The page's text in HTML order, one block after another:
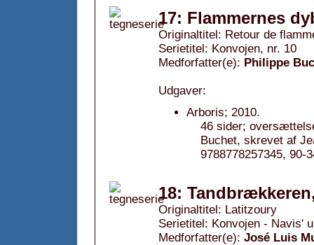
17: Flammernes
Originaltitel: Retour de
Serietitel: Konvojen, nr. 10
Medforfatter(e): Philippe
Udgaver:
Arboris; 2010.
46 sider;
Buchet, skrevet af
9788778257345, 90-
18:
Originaltitel: Latitzoury
Serietitel: Konvojen - Navis'
Medforfatter(e): José Luis